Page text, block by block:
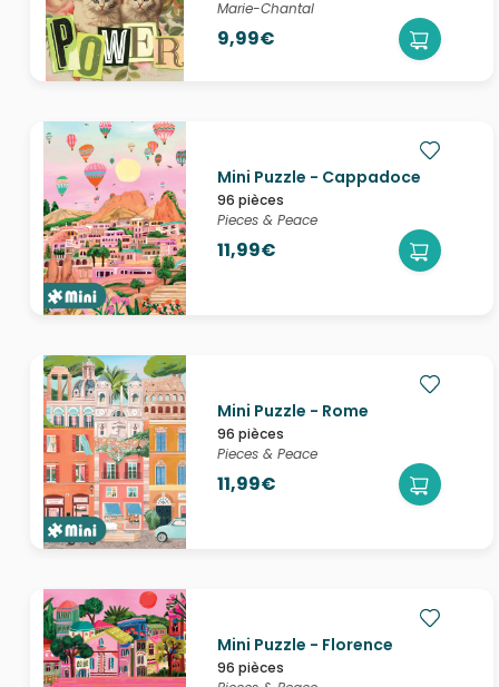
Marie-Chantal
9,99€
Mini Puzzle - Cappadoce
96 pièces
Pieces & Peace
11,99€
Mini Puzzle - Rome
96 pièces
Pieces & Peace
11,99€
Mini Puzzle - Florence
96 pièces